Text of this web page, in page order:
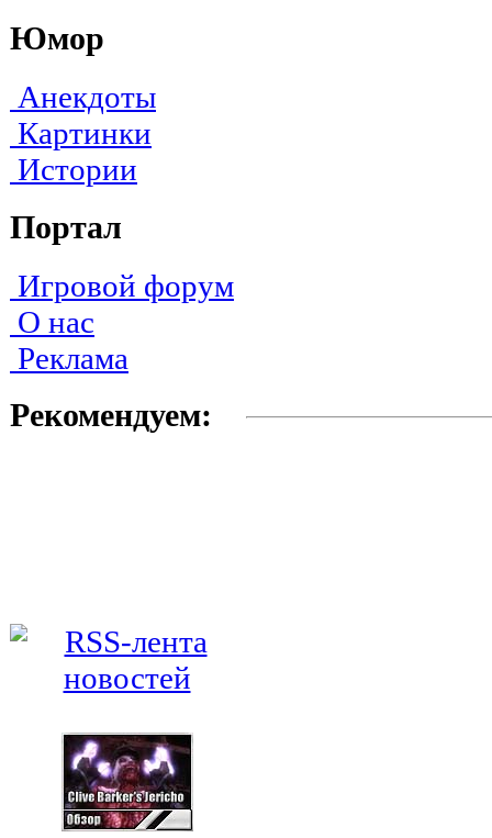
Юмор
Анекдоты
Картинки
Истории
Портал
Игровой форум
О нас
Реклама
Рекомендуем: